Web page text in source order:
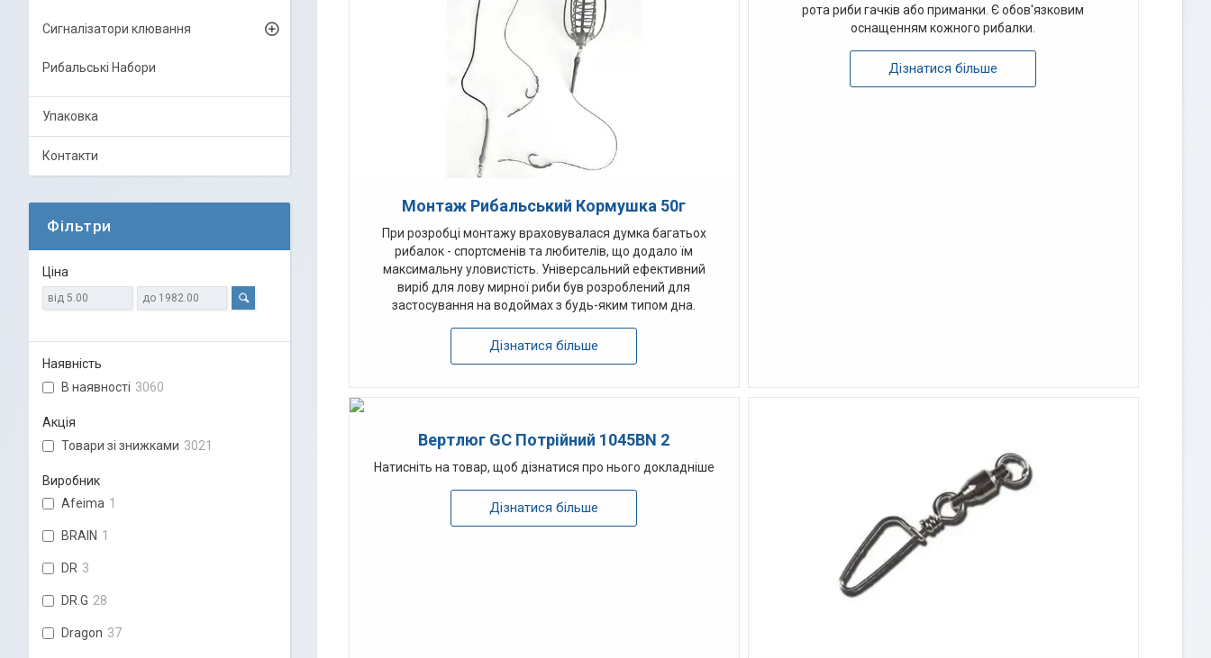
Монтаж Рибальський Кормушка 50г
При розробці монтажу враховувалася думка багатьох
рибалок - спортсменів та любителів, що додало їм
максимальну уловистість. Універсальний ефективний
виріб для лову мирної риби був розроблений для
застосування на водоймах з будь-яким типом дна.
Дізнатися більше
рота риби гачків або приманки. Є обов'язковим
оснащенням кожного рибалки.
Дізнатися більше
Вертлюг GC Потрійний 1045BN 2
Натисніть на товар, щоб дізнатися про нього докладніше
Дізнатися більше
Сигналізатори клювання
Рибальські Набори
Упаковка
Контакти
Фільтри
Ціна
Наявність
В наявності 3060
Акція
Товари зі знижками 3021
Виробник
Afeima 1
BRAIN 1
DR 3
DR.G 28
Dragon 37